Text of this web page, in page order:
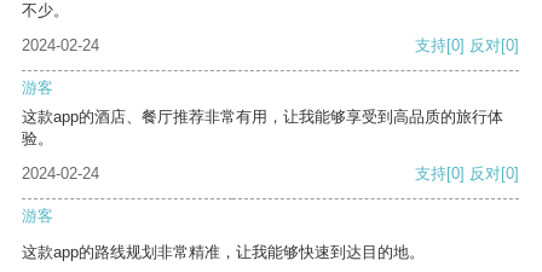
不少。
2024-02-24
支持[0] 反对[0]
游客
这款app的酒店、餐厅推荐非常有用，让我能够享受到高品质的旅行体
验。
2024-02-24
支持[0] 反对[0]
游客
这款app的路线规划非常精准，让我能够快速到达目的地。